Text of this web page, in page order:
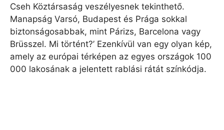
Cseh Köztársaság veszélyesnek tekinthető.
Manapság Varsó, Budapest és Prága sokkal
biztonságosabbak, mint Párizs, Barcelona vagy
Brüsszel. Mi történt?’ Ezenkívül van egy olyan kép,
amely az európai térképen az egyes országok 100
000 lakosának a jelentett rablási rátát színkódja.